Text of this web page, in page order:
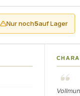
Nur noch5auf Lager